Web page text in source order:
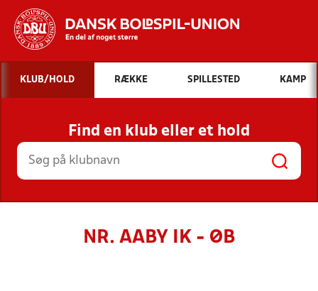
Hvad vil du søge efter?
INDHOLD OG NYHEDER
STILLINGER, RESULTATER, KLUBBER OG
HOLD
KLUB/HOLD RÆKKE SPILLESTED KAMP
Find en klub eller et hold
NR. AABY IK - ØB